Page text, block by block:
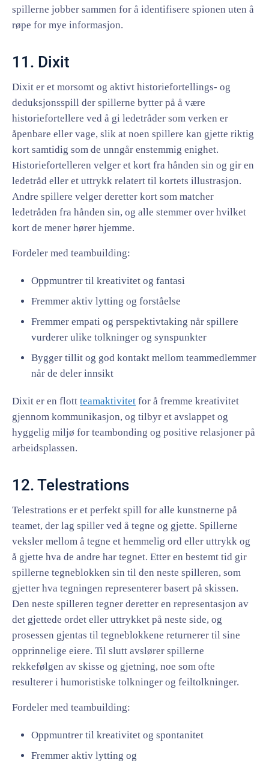
spillerne jobber sammen for å identifisere spionen uten å
røpe for mye informasjon.
11. Dixit
Dixit er et morsomt og aktivt historiefortellings- og
deduksjonsspill der spillerne bytter på å være
historiefortellere ved å gi ledetråder som verken er
åpenbare eller vage, slik at noen spillere kan gjette riktig
kort samtidig som de unngår enstemmig enighet.
Historiefortelleren velger et kort fra hånden sin og gir en
ledetråd eller et uttrykk relatert til kortets illustrasjon.
Andre spillere velger deretter kort som matcher
ledetråden fra hånden sin, og alle stemmer over hvilket
kort de mener hører hjemme.
Fordeler med teambuilding:
Oppmuntrer til kreativitet og fantasi
Fremmer aktiv lytting og forståelse
Fremmer empati og perspektivtaking når spillere
vurderer ulike tolkninger og synspunkter
Bygger tillit og god kontakt mellom teammedlemmer
når de deler innsikt
Dixit er en flott teamaktivitet for å fremme kreativitet
gjennom kommunikasjon, og tilbyr et avslappet og
hyggelig miljø for teambonding og positive relasjoner på
arbeidsplassen.
12. Telestrations
Telestrations er et perfekt spill for alle kunstnerne på
teamet, der lag spiller ved å tegne og gjette. Spillerne
veksler mellom å tegne et hemmelig ord eller uttrykk og
å gjette hva de andre har tegnet. Etter en bestemt tid gir
spillerne tegneblokken sin til den neste spilleren, som
gjetter hva tegningen representerer basert på skissen.
Den neste spilleren tegner deretter en representasjon av
det gjettede ordet eller uttrykket på neste side, og
prosessen gjentas til tegneblokkene returnerer til sine
opprinnelige eiere. Til slutt avslører spillerne
rekkefølgen av skisse og gjetning, noe som ofte
resulterer i humoristiske tolkninger og feiltolkninger.
Fordeler med teambuilding:
Oppmuntrer til kreativitet og spontanitet
Fremmer aktiv lytting og